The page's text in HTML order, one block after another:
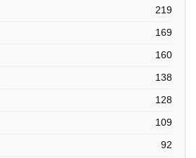
219
169
160
138
128
109
92